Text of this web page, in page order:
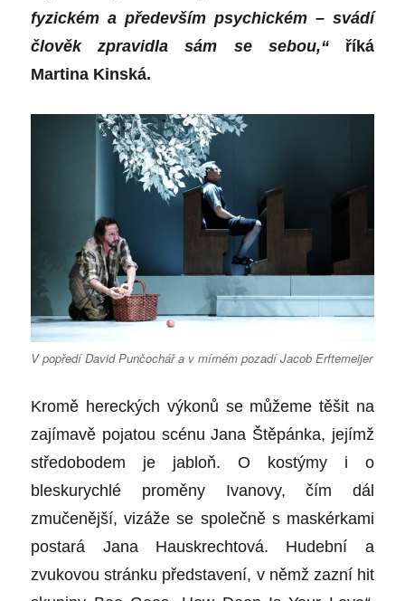
fyzickém a především psychickém – svádí
člověk zpravidla sám se sebou,“ říká
Martina Kinská.
V popředí David Punčochář a v mírném pozadí Jacob Erftemeijer
Kromě hereckých výkonů se můžeme těšit na
zajímavě pojatou scénuJana Štěpánka, jejímž
středobodem je jabloň. O kostýmy i o
bleskurychlé proměny Ivanovy, čím dál
zmučenější, vizáže se spol ečněs maskérkami
postará Jana Hauskrechtová. Hudební a
zvukovou stránku představení, v němž zazní hit